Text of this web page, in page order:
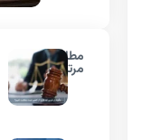
مطالب
مرتبط